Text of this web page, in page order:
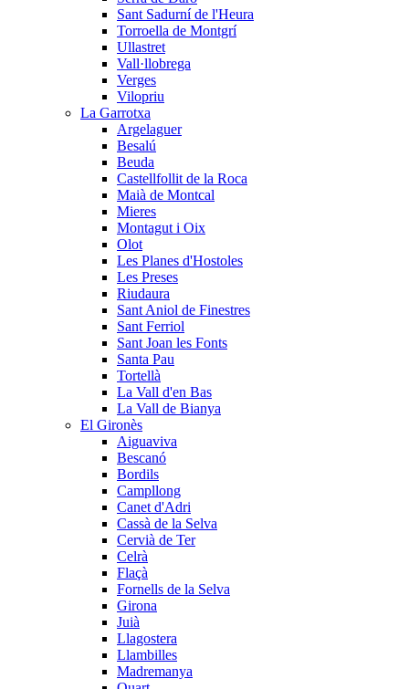
Sant Sadurní de l'Heura
Torroella de Montgrí
Ullastret
Vall·llobrega
Verges
Vilopriu
La Garrotxa
Argelaguer
Besalú
Beuda
Castellfollit de la Roca
Maià de Montcal
Mieres
Montagut i Oix
Olot
Les Planes d'Hostoles
Les Preses
Riudaura
Sant Aniol de Finestres
Sant Ferriol
Sant Joan les Fonts
Santa Pau
Tortellà
La Vall d'en Bas
La Vall de Bianya
El Gironès
Aiguaviva
Bescanó
Bordils
Campllong
Canet d'Adri
Cassà de la Selva
Cervià de Ter
Celrà
Flaçà
Fornells de la Selva
Girona
Juià
Llagostera
Llambilles
Madremanya